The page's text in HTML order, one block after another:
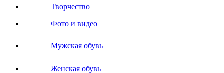
Творчество
Фото и видео
Мужская обувь
Женская обувь